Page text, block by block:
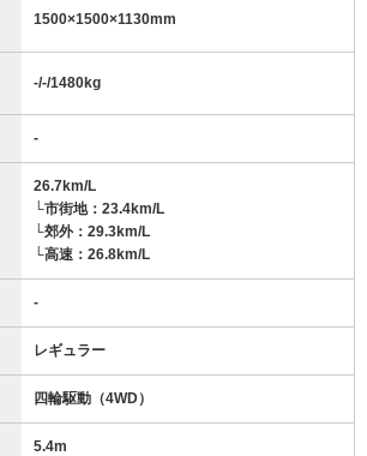
1500×1500×1130mm
-/-/1480kg
-
26.7km/L
└市街地：23.4km/L
└郊外：29.3km/L
└高速：26.8km/L
-
レギュラー
四輪駆動（4WD）
5.4m